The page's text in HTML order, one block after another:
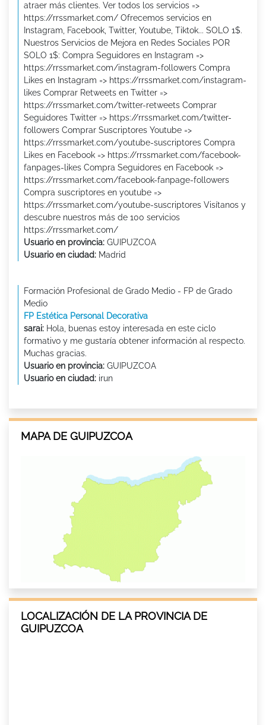
atraer más clientes. Ver todos los servicios =>
https://rrssmarket.com/ Ofrecemos servicios en
Instagram, Facebook, Twitter, Youtube, Tiktok... SOLO 1$.
Nuestros Servicios de Mejora en Redes Sociales POR
SOLO 1$: Compra Seguidores en Instagram =>
https://rrssmarket.com/instagram-followers Compra
Likes en Instagram => https://rrssmarket.com/instagram-
likes Comprar Retweets en Twitter =>
https://rrssmarket.com/twitter-retweets Comprar
Seguidores Twitter => https://rrssmarket.com/twitter-
followers Comprar Suscriptores Youtube =>
https://rrssmarket.com/youtube-suscriptores Compra
Likes en Facebook => https://rrssmarket.com/facebook-
fanpages-likes Compra Seguidores en Facebook =>
https://rrssmarket.com/facebook-fanpage-followers
Compra suscriptores en youtube =>
https://rrssmarket.com/youtube-suscriptores Visítanos y
descubre nuestros más de 100 servicios
https://rrssmarket.com/
Usuario en provincia: GUIPUZCOA
Usuario en ciudad: Madrid
Formación Profesional de Grado Medio - FP de Grado
Medio
FP Estética Personal Decorativa
sarai: Hola, buenas estoy interesada en este ciclo
formativo y me gustaría obtener información al respecto.
Muchas gracias.
Usuario en provincia: GUIPUZCOA
Usuario en ciudad: irun
MAPA DE GUIPUZCOA
LOCALIZACIÓN DE LA PROVINCIA DE
GUIPUZCOA